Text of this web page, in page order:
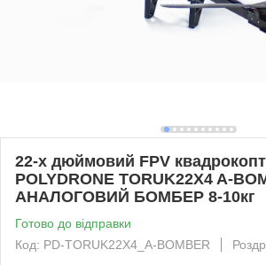
22-х дюймовий FPV
POLYDRONE TORUK22X4 A-
АНАЛОГОВИЙ БОМБЕР 8-10кг
Готово до відправки
Код: PD-TORUK22X4_A-BOMBER